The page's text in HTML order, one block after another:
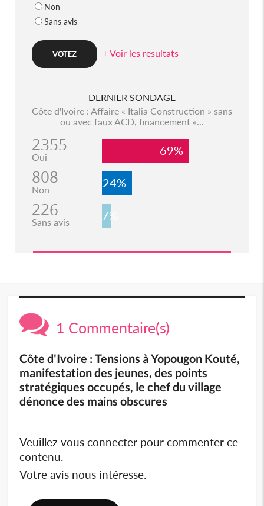
Non
Sans avis
+ Voir les resultats
DERNIER SONDAGE
Côte d'Ivoire : Affaire « Italia Construction » sans
ou avec faux ACD, financement «...
2355
Oui 69%
808
Non 24%
226
Sans avis 7%
1 Commentaire(s)
Côte d'Ivoire : Tensions à Yopougon Kouté,
manifestation des jeunes, des points
stratégiques occupés, le chef du village
dénonce des mains obscures
Veuillez vous connecter pour commenter ce
contenu.
Votre avis nous intéresse.